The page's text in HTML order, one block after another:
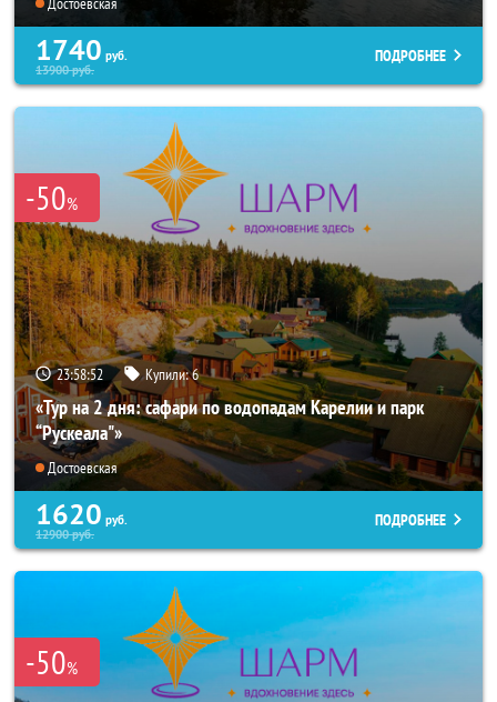
1740 руб.
13900руб.
ПОДРОБНЕЕ
-50%
23:58:50 Купили:6
«Тур на 2 дня: сафари по водопадам Карелии и парк
“Рускеала"»
Достоевская
1620 руб.
12900руб.
ПОДРОБНЕЕ
-50%